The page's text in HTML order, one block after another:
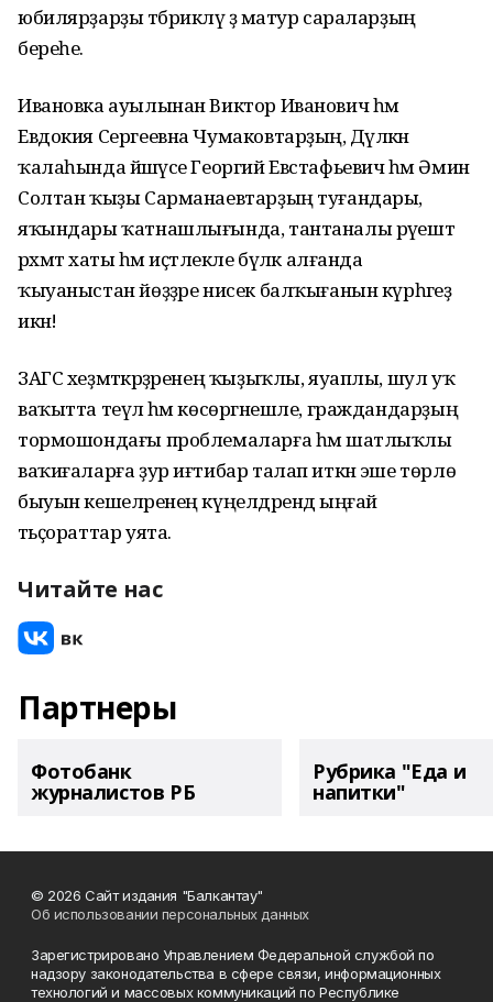
юбилярҙарҙы тәбрикләү ҙә матур сараларҙың
береһе.
Ивановка ауылынан Виктор Иванович һәм
Евдокия Сергеевна Чумаковтарҙың, Дәүләкән
ҡалаһында йәшәүсе Георгий Евстафьевич һәм Әминә
Солтан ҡыҙы Сарманаевтарҙың туғандары,
яҡындары ҡатнашлығында, тантаналы рәүештә
рәхмәт хаты һәм иҫтәлекле бүләк алғанда
ҡыуаныстан йөҙҙәре нисек балҡығанын күрһәгеҙ
икән!
ЗАГС хеҙмәткәрҙәренең ҡыҙыҡлы, яуаплы, шул уҡ
ваҡытта теүәл һәм көсөргәнешле, граждандарҙың
тормошондағы проблемаларға һәм шатлыҡлы
ваҡиғаларға ҙур иғтибар талап иткән эше төрлө
быуын кешеләренең күңелдәрендә ыңғай
тәьҫораттар уята.
Читайте нас
Партнеры
Фотобанк
журналистов РБ
Рубрика "Еда и
напитки"
© 2026 Сайт издания "Балкантау"
Об использовании персональных данных
Зарегистрировано Управлением Федеральной службой по
надзору законодательства в сфере связи, информационных
технологий и массовых коммуникаций по Республике